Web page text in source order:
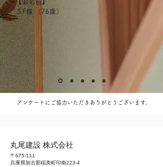
【お名前】
S.F様 （76歳）
​アンケートにご協力いただきありがとうございます。
丸尾建設 株式会社
〒675-111
兵庫県加古郡稲美町印南223-4